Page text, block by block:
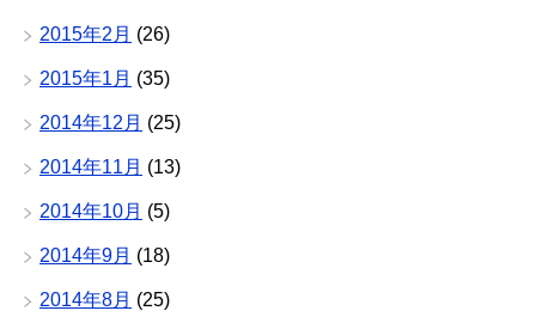
2015年2月 (26)
2015年1月 (35)
2014年12月 (25)
2014年11月 (13)
2014年10月 (5)
2014年9月 (18)
2014年8月 (25)